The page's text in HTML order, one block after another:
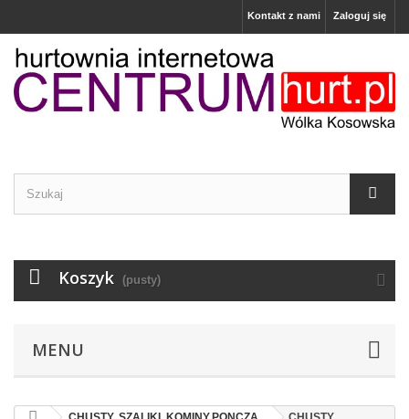
Zaloguj się
Kontakt z nami
Koszyk (pusty)
MENU